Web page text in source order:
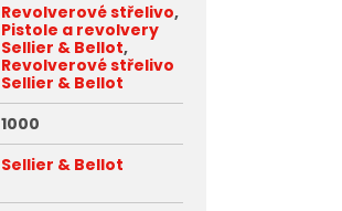
Revolverové střelivo,
Pistole a revolvery
Sellier & Bellot,
Revolverové střelivo
Sellier & Bellot
1000
Sellier & Bellot